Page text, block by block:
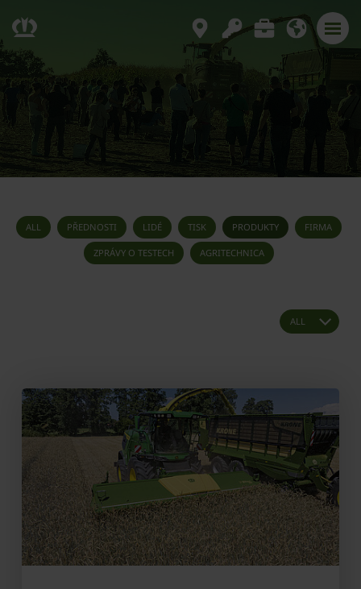
ALL PŘEDNOSTI LIDÉ TISK PRODUKTY FIRMA
ZPRÁVY O TESTECH AGRITECHNICA